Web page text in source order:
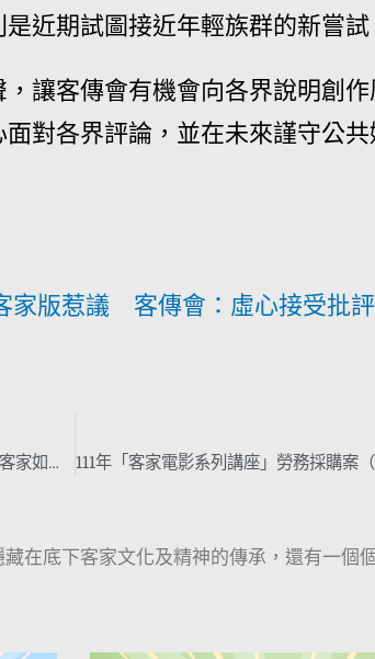
近期試圖接近年輕族群的新嘗試
讓客傳會有機會向各界說明創
對各界評論，並在未來謹守公
家版惹議 客傳會：虛心接受批評
楊長鎮：世客博要說出地理大發現以來，客家如何讓世界感動
在底下客家文化及精神的傳承，還有一個